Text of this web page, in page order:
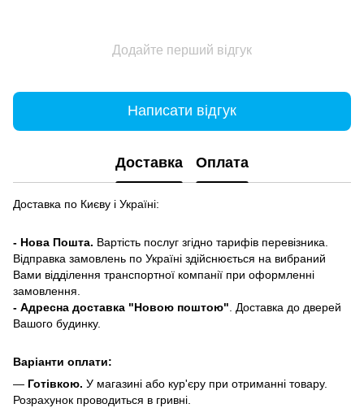
Додайте перший відгук
Написати відгук
Доставка Оплата
Доставка по Києву і Україні:
- Нова Пошта. Вартість послуг згідно тарифів перевізника.
Відправка замовлень по Україні здійснюється на вибраний
Вами відділення транспортної компанії при оформленні
замовлення.
- Адресна доставка "Новою поштою" . Доставка до дверей
Вашого будинку.
Варіанти оплати:
— Готівкою. У магазині або кур'єру при отриманні товару.
Розрахунок проводиться в гривні.